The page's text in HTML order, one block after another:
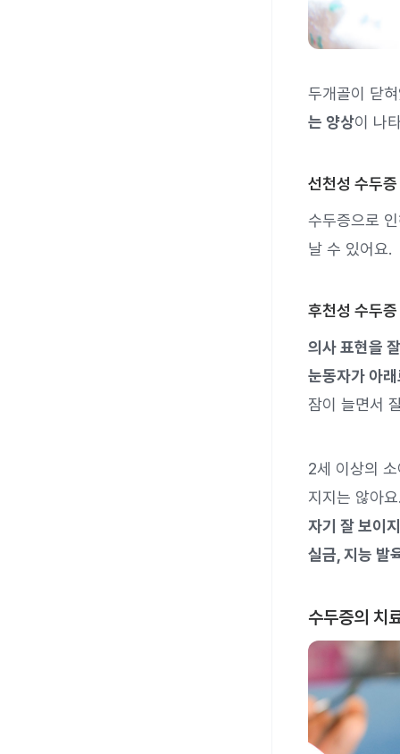
두개골이 닫
는 양상이 나
선천성 수두증
수두증으로
날 수 있어요.
후천성 수두증
의사 표현을
눈동자가 아
잠이 늘면서
2세 이상의
지지는 않아
자기 잘 보이
실금, 지능 발
수두증의 치